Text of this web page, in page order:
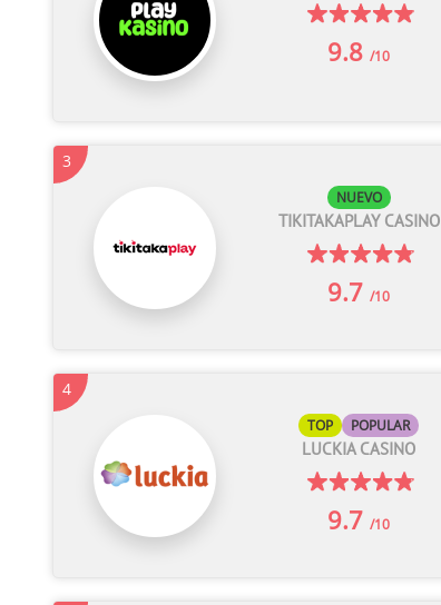
9.8/10
3
NUEVO
TIKITAKAPLAY CASINO
9.7/10
4
TOP POPULAR
LUCKIA CASINO
9.7/10